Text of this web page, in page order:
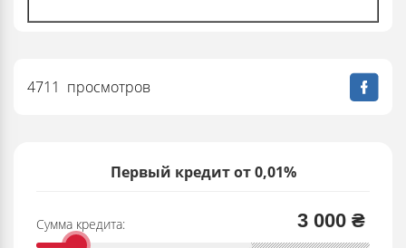
Первый кредит от 0,01%
Сумма кредита: 3 000 ₴
4711 просмотров